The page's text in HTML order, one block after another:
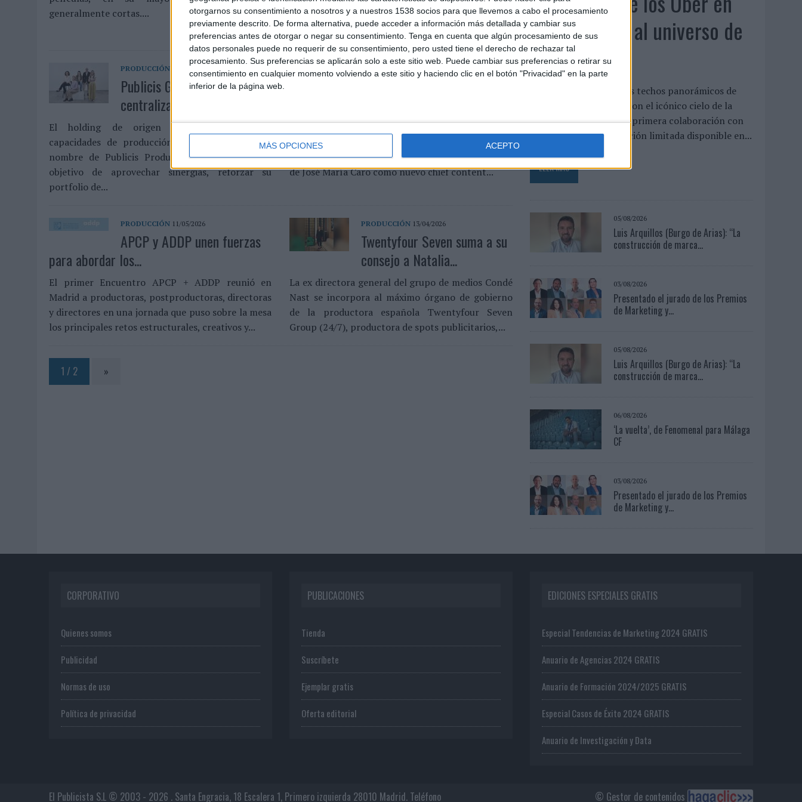
otorgarnos su consentimiento a nosotros y a nuestros 1538 socios para que llevemos a cabo el procesamiento
previamente descrito. De forma alternativa, puede acceder a información más detallada y cambiar sus
preferencias antes de otorgar o negar su consentimiento. Tenga en cuenta que algún procesamiento de sus
datos personales puede no requerir de su consentimiento, pero usted tiene el derecho de rechazar tal
procesamiento. Sus preferencias se aplicarán solo a este sitio web. Puede cambiar sus preferencias o retirar su
consentimiento en cualquier momento volviendo a este sitio y haciendo clic en el botón "Privacidad" en la parte
inferior de la página web.
MÁS OPCIONES ACEPTO
generalmente cortas....
poniendo en el centro la emoción del aficionado. La
activación...
PRODUCCIÓN 13/05/2026
Publicis Groupe España
centraliza su capacidad de ...
El holding de origen francés integra sus
capacidades de producción y contenido bajo el
nombre de Publicis Production España con el
objetivo de aprovechar sinergias, reforzar su
portfolio de...
PRODUCCIÓN 12/05/2026
La compañía refuerza su estrategia global de
contenidos con el objetivo de potenciar su apuesta
creativa Secuoya Studios anuncia la incorporación
de José María Caro como nuevo chief content...
PRODUCCIÓN 11/05/2026
APCP y ADDP unen fuerzas
para abordar los...
El primer Encuentro APCP + ADDP reunió en
Madrid a productoras, postproductoras, directoras
y directores en una jornada que puso sobre la mesa
los principales retos estructurales, creativos y...
PRODUCCIÓN 13/04/2026
Twentyfour Seven suma a su
consejo a Natalia...
La ex directora general del grupo de medios Condé
Nast se incorpora al máximo órgano de gobierno
de la productora española Twentyfour Seven
Group (24/7), productora de spots publicitarios,...
1 / 2 »
un homenaje al universo de
'Los Simpson'
La cadena interviene los techos panorámicos de
una flota de vehículos con el icónico cielo de la
serie para presentar su primera colaboración con
Disney, un menú de edición limitada disponible en...
LEER MÁS
05/08/2026
Luis Arquillos (Burgo de Arias): “La
construcción de marca...
03/08/2026
Presentado el jurado de los Premios
de Marketing y...
05/08/2026
Luis Arquillos (Burgo de Arias): “La
construcción de marca...
06/08/2026
‘La vuelta’, de Fenomenal para Málaga
CF
03/08/2026
Presentado el jurado de los Premios
de Marketing y...
CORPORATIVO
Quienes somos
Publicidad
Normas de uso
Política de privacidad
PUBLICACIONES
Tienda
Suscríbete
Ejemplar gratis
Oferta editorial
EDICIONES ESPECIALES GRATIS
Especial Tendencias de Marketing 2024 GRATIS
Anuario de Agencias 2024 GRATIS
Anuario de Formación 2024/2025 GRATIS
Especial Casos de Éxito 2024 GRATIS
Anuario de Investigación y Data
© Gestor de contenidos
El Publicista S.L © 2003 - 2026 . Santa Engracia, 18 Escalera 1, Primero izquierda 28010 Madrid. Teléfono